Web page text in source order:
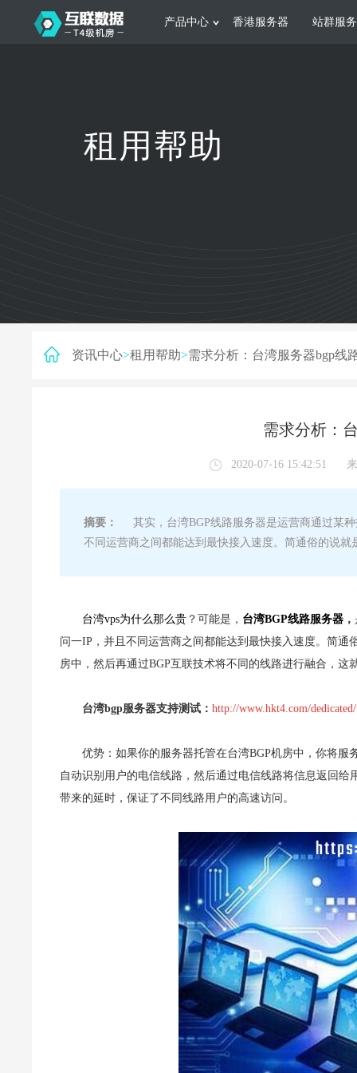
产品中心
日本服务器 新加坡服务器
香港服务器 站群服
根据不同规模的网站提供可定制化的架
构和 一站式协助租用帮助
资讯中心>租用帮助>需求分析：台湾服务器bgp线
需求分析：
2020-07-16 15:42:51
摘要：
其实，台湾BGP线路服务器是运营商通过某
不同运营商之间都能达到最快接入速度。简通俗的说
台湾vps为什么那么贵 ？可能是， 台湾BGP线路服务器 ，
问一IP，并且不同运营商之间都能达到最快接入速度。简
房中，然后再通过BGP互联技术将不同的线路进行融合，这
台湾bgp服务器支持测试： http://www.hkt4.com/
优势：如果你的服务器托管在台湾BGP机房中，你将
自动识别用户的电信线路，然后通过电信线路将信息返回
带来的延时，保证了不同线路用户的高速访问。